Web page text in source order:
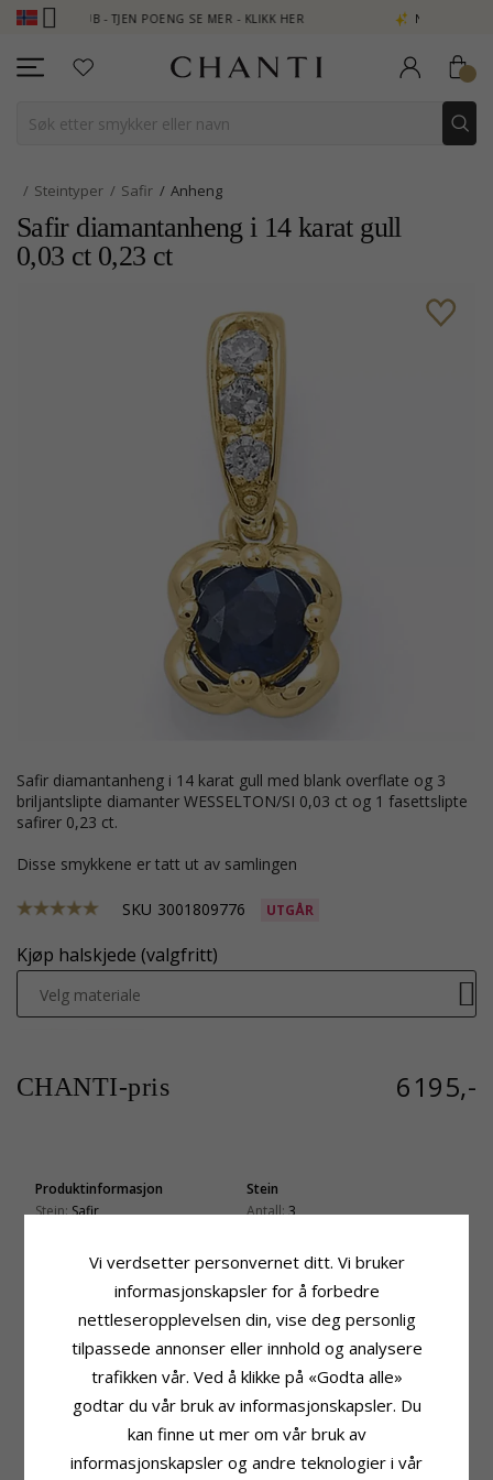
- TJEN POENG SE MER - KLIKK HER NEW COLLECTION |
Steintyper Safir Anheng
Safir diamantanheng i 14 karat gull
0,03 ct 0,23 ct
safir diamantanheng i 14 karat gull med blank overflate og 3
briljantslipte diamanter WESSELTON/SI 0,03 ct og 1 fasettslipte
safirer 0,23 ct.
Disse smykkene er tatt ut av samlingen
SKU 3001809776 UTGÅR
Kjøp halskjede (valgfritt)
Velg materiale
CHANTI-pris 6195,-
Produktinformasjon
Stein:Safir
14
Blank
Stein
Antall:3
Diamant
Diamantklarhet:SI
Karat:0,03
Sliping: Fasettslipt
Safir
Fatning
Høyde Inkl. Øsken: 12,6 mm
Bredde: 5,2 mm
3,7 mm
Leveringstid
Vi verdsetter personvernet ditt. Vi bruker
informasjonskapsler for å forbedre
nettleseropplevelsen din, vise deg personlig
tilpassede annonser eller innhold og analysere
trafikken vår. Ved å klikke på «Godta alle»
godtar du vår bruk av informasjonskapsler. Du
kan finne ut mer om vår bruk av
informasjonskapsler og andre teknologier i vår